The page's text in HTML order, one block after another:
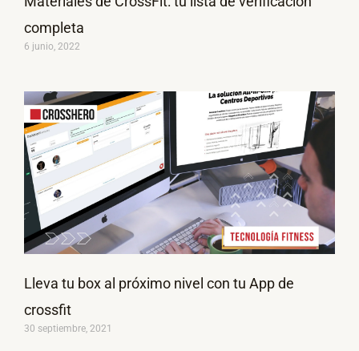
completa
6 junio, 2022
Lleva tu box al próximo nivel con tu App de
crossfit
30 septiembre, 2021